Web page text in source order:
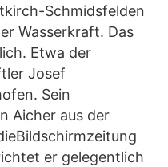
Schmidsfelden
Wasserkraft. Das
Etwa der
Josef
Sein
Aicher aus der
er gelegentlich